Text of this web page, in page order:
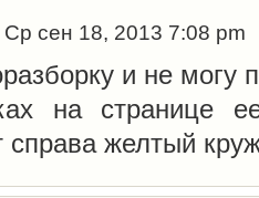
Ср сен 18, 2013 7:08 pm
и не могу
на странице
справа желтый